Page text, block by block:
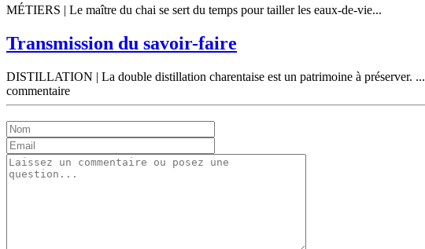
MÉTIERS | Le maître du chai se sert du temps pour tailler les eaux-de-vie...
Transmission du savoir-faire
DISTILLATION | La double distillation charentaise est un patrimoine à préserver. ...
commentaire